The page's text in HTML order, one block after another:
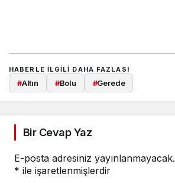
HABERLE ILGILI DAHA FAZLASI
#Altın #Bolu #Gerede
Bir Cevap Yaz
E-posta adresiniz yayınlanmayacak.
* ile işaretlenmişlerdir